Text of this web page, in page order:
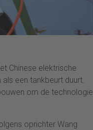
Chinese elektrische
een tankbeurt duurt.
om de technologie
oprichter Wang